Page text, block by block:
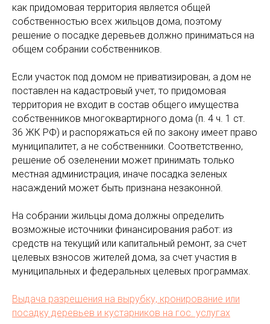
как придомовая территория является общей
собственностью всех жильцов дома, поэтому
решение о посадке деревьев должно приниматься на
общем собрании собственников.
Если участок под домом не приватизирован, а дом не
поставлен на кадастровый учет, то придомовая
территория не входит в состав общего имущества
собственников многоквартирного дома (п. 4 ч. 1 ст.
36 ЖК РФ) и распоряжаться ей по закону имеет право
муниципалитет, а не собственники. Соответственно,
решение об озеленении может принимать только
местная администрация, иначе посадка зеленых
насаждений может быть признана незаконной.
На собрании жильцы дома должны определить
возможные источники финансирования работ: из
средств на текущий или капитальный ремонт, за счет
целевых взносов жителей дома, за счет участия в
муниципальных и федеральных целевых программах.
Выдача разрешения на вырубку, кронирование или
посадку деревьев и кустарников на гос. услугах